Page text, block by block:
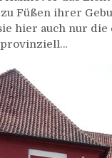
zu Füßen ihrer
hier auch nur
provinziell…